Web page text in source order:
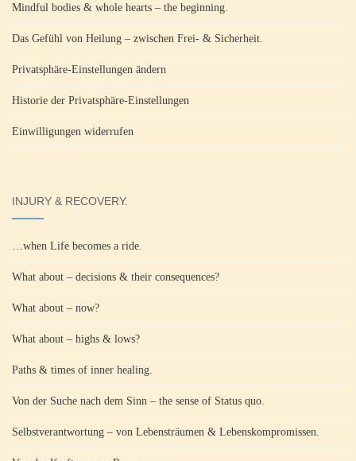
Mindful bodies & whole hearts – the beginning.
Das Gefühl von Heilung – zwischen Frei- & Sicherheit.
Privatsphäre-Einstellungen ändern
Historie der Privatsphäre-Einstellungen
Einwilligungen widerrufen
INJURY & RECOVERY.
…when Life becomes a ride.
What about – decisions & their consequences?
What about – now?
What about – highs & lows?
Paths & times of inner healing.
Von der Suche nach dem Sinn – the sense of Status quo.
Selbstverantwortung – von Lebensträumen & Lebenskompromissen.